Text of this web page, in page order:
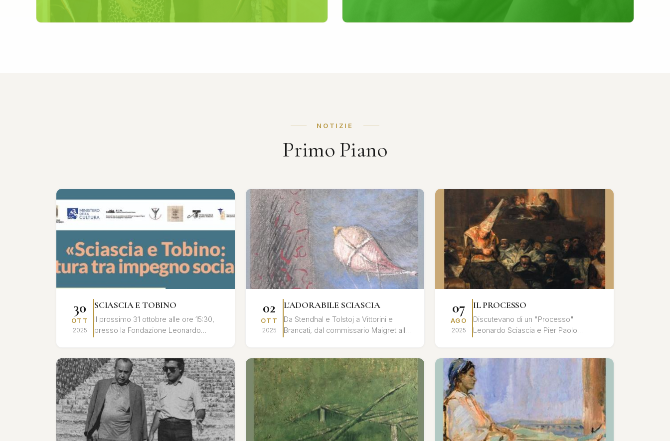
NOTIZIE
Primo Piano
30
OTT
2025
SCIASCIA E TOBINO
Il prossimo 31 ottobre alle ore 15:30,
presso la Fondazione Leonardo
legame umano ...
02
OTT
2025
L'ADORABILE SCIASCIA
Da Stendhal e Tolstoj a Vittorini e
Brancati, dal commissario Maigret alla
07
AGO
2025
IL PROCESSO
Discutevano di un "Processo"
Leonardo Sciascia e Pier Paolo
processo all'inte...